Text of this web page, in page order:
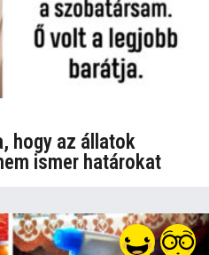
hogy az állatok
ismer határokat